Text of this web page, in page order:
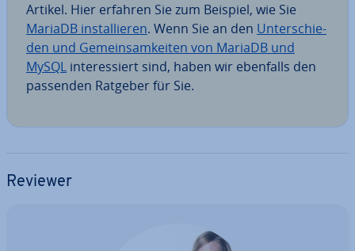
Artikel. Hier erfahren Sie zum Beispiel, wie Sie
MariaDB in­stal­lie­ren. Wenn Sie an den Un­ter­schie­
den und Ge­mein­sam­kei­ten von MariaDB und
MySQL in­ter­es­siert sind, haben wir ebenfalls den
passenden Ratgeber für Sie.
Reviewer